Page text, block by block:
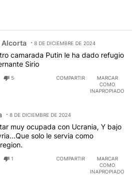
Alcorta 8 DE DICIEMBRE DE 2024
camarada Putin le ha dado refugio
Sirio
5 COMPARTIR
MARCAR
COMO
INAPROPIADO
8 DE DICIEMBRE DE 2024
muy ocupada con Ucrania, Y bajo
solo le servia como
1 COMPARTIR
MARCAR
COMO
INAPROPIADO